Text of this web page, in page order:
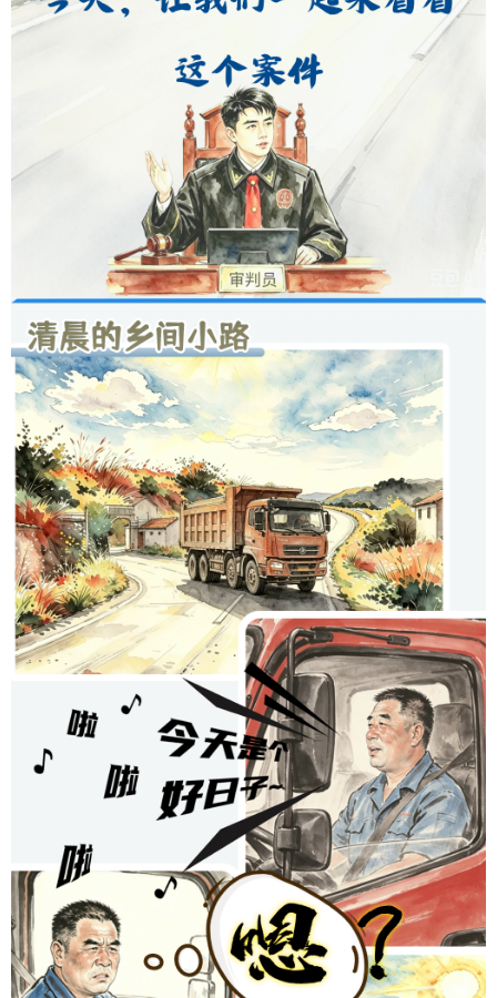
山东 河南 湖北 湖南
广西 海南 重庆
贵州 云南
甘肃 青海
内蒙古 黑龙江
多语种频道
English Español
Русский язык 日本語 한국어
Deutsch Português